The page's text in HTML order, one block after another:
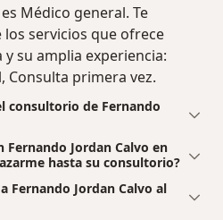
Médico general. Te
servicios que ofrece
su amplia experiencia:
Consulta primera vez.
consultorio de Fernando
Fernando Jordan Calvo en
hasta su consultorio?
Fernando Jordan Calvo al